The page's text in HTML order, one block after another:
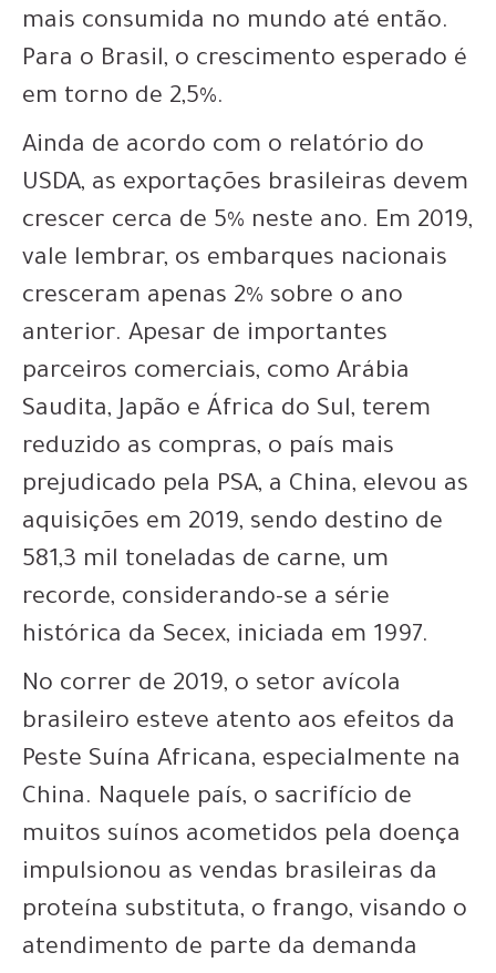
mais consumida no mundo até então.
Para o Brasil, o crescimento esperado é
em torno de 2,5%.
Ainda de acordo com o relatório do
USDA, as exportações brasileiras devem
crescer cerca de 5% neste ano. Em 2019,
vale lembrar, os embarques nacionais
cresceram apenas 2% sobre o ano
anterior. Apesar de importantes
parceiros comerciais, como Arábia
Saudita, Japão e África do Sul, terem
reduzido as compras, o país mais
prejudicado pela PSA, a China, elevou as
aquisições em 2019, sendo destino de
581,3 mil toneladas de carne, um
recorde, considerando-se a série
histórica da Secex, iniciada em 1997.
No correr de 2019, o setor avícola
brasileiro esteve atento aos efeitos da
Peste Suína Africana, especialmente na
China. Naquele país, o sacrifício de
muitos suínos acometidos pela doença
impulsionou as vendas brasileiras da
proteína substituta, o frango, visando o
atendimento de parte da demanda